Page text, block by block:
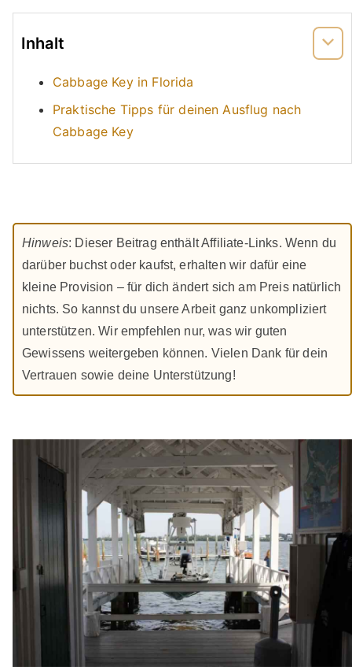
Inhalt
Cabbage Key in Florida
Praktische Tipps für deinen Ausflug nach
Cabbage Key
Hinweis: Dieser Beitrag enthält Affiliate-Links. Wenn du
darüber buchst oder kaufst, erhalten wir dafür eine
kleine Provision – für dich ändert sich am Preis natürlich
nichts. So kannst du unsere Arbeit ganz unkompliziert
unterstützen. Wir empfehlen nur, was wir guten
Gewissens weitergeben können. Vielen Dank für dein
Vertrauen sowie deine Unterstützung!